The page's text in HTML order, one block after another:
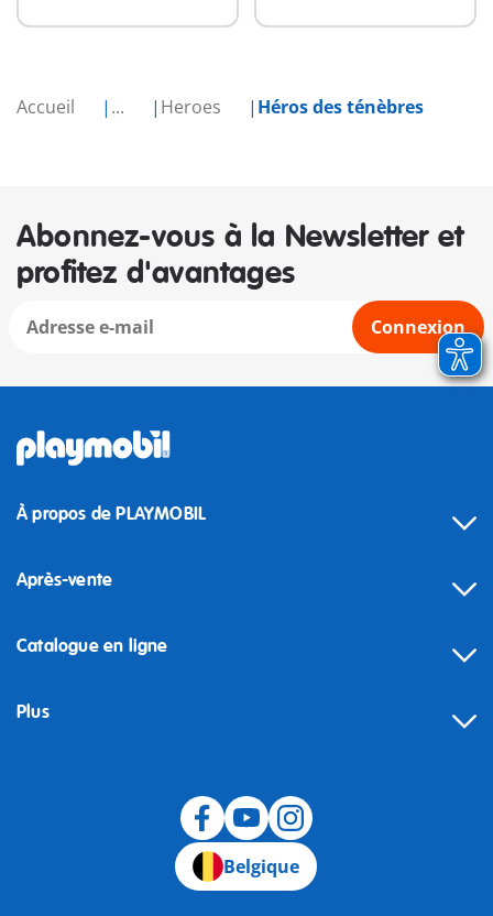
Accueil ... Heroes Héros des ténèbres
Abonnez-vous à la Newsletter et
profitez d'avantages
Connexion
À propos de PLAYMOBIL
Après-vente
Catalogue en ligne
Plus
Belgique